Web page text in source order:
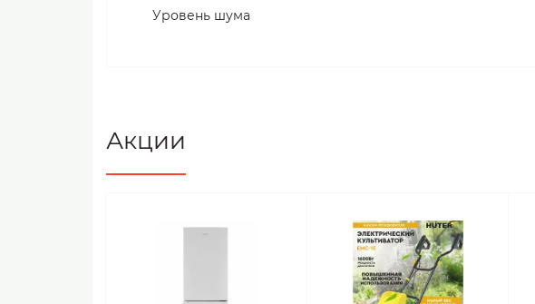
Уровень шума
Акции